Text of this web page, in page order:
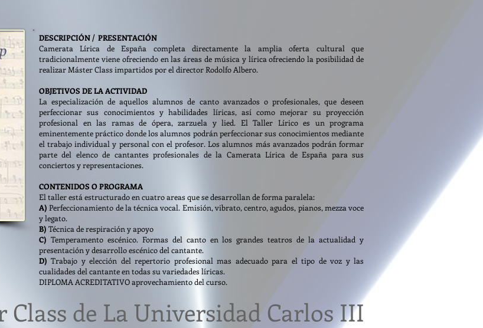
DESCRIPCIÓN / PRESENTACIÓN
Camerata Lírica de España completa directamente la amplia oferta cultural que
tradicionalmente viene ofreciendo en las áreas de música y lírica ofreciendo la posibilidad de
realizar Máster Class impartidos por el director Rodolfo Albero.
OBJETIVOS DE LA ACTIVIDAD
La especialización de aquellos alumnos de canto avanzados o profesionales, que deseen
perfeccionar sus conocimientos y habilidades líricas, así como mejorar su proyección
profesional en las ramas de ópera, zarzuela y lied. El Taller Lírico es un programa
eminentemente práctico donde los alumnos podrán perfeccionar sus conocimientos mediante
el trabajo individual y personal con el profesor. Los alumnos más avanzados podrán formar
parte del elenco de cantantes profesionales de la Camerata Lírica de España para sus
conciertos y representaciones.
CONTENIDOS O PROGRAMA
El taller está estructurado en cuatro areas que se desarrollan de forma paralela:
A)Perfeccionamiento de la técnica vocal. Emisión, vibrato, centro, agudos, pianos, mezza voce
y legato.
B) Técnica de respiración y apoyo
C) Temperamento escénico. Formas del canto en los grandes teatros de la actualidad y
presentación y desarrollo escénico del cantante.
D) Trabajo y elección del repertorio profesional mas adecuado para el tipo de voz y las
cualidades del cantante en todas su variedades líricas.
DIPLOMA ACREDITATIVO aprovechamiento del curso.
de La Universidad Carlos III